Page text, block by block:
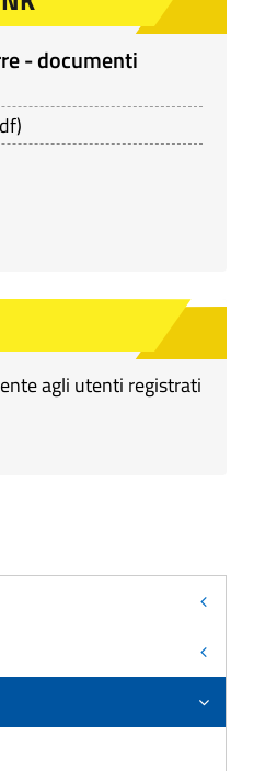
- documenti
)
agli utenti registrati